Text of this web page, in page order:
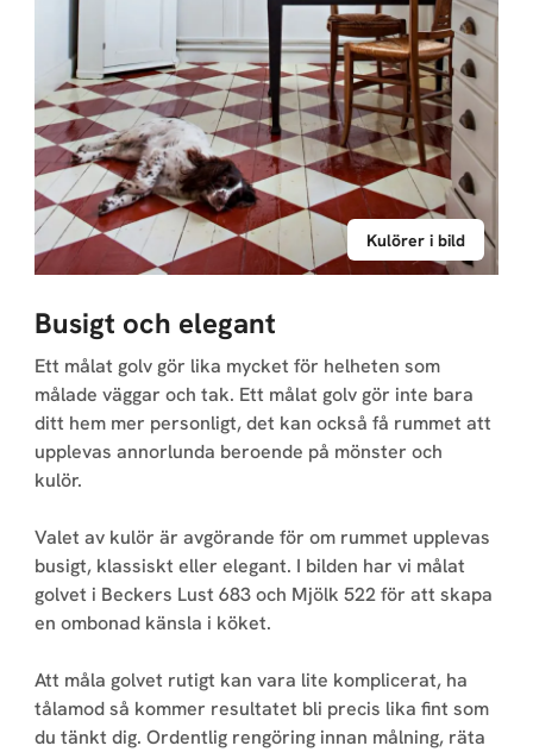
Kulörer i bild
Busigt och elegant
Ett målat golv gör lika mycket för helheten som
målade väggar och tak. Ett målat golv gör inte bara
ditt hem mer personligt, det kan också få rummet att
upplevas annorlunda beroende på mönster och
kulör.
Valet av kulör är avgörande för om rummet upplevas
busigt, klassiskt eller elegant. I bilden har vi målat
golvet i Beckers Lust 683 och Mjölk 522 för att skapa
en ombonad känsla i köket.
Att måla golvet rutigt kan vara lite komplicerat, ha
tålamod så kommer resultatet bli precis lika fint som
du tänkt dig. Ordentlig rengöring innan målning, räta